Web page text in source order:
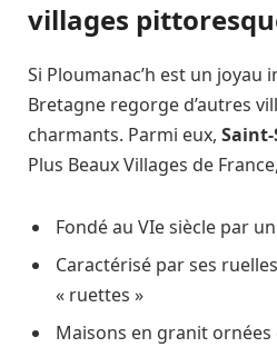
villages
Si Ploumanac’h est un joyau
Bretagne regorge d’autres
charmants. Parmi eux,
Plus Beaux Villages de
Fondé au VIe siècle par
Caractérisé par ses
« ruettes »
Maisons en granit